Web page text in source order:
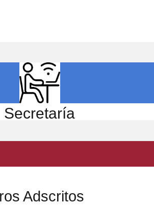
Secretaría
Adscritos